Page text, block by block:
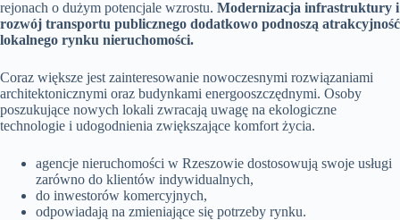
rejonach o dużym potencjale wzrostu. Modernizacja infrastruktury i
rozwój transportu publicznego dodatkowo podnoszą atrakcyjność
lokalnego rynku nieruchomości.
Coraz większe jest zainteresowanie nowoczesnymi rozwiązaniami
architektonicznymi oraz budynkami energooszczędnymi. Osoby
poszukujące nowych lokali zwracają uwagę na ekologiczne
technologie i udogodnienia zwiększające komfort życia.
agencje nieruchomości w Rzeszowie dostosowują swoje usługi
zarówno do klientów indywidualnych,
do inwestorów komercyjnych,
odpowiadają na zmieniające się potrzeby rynku.